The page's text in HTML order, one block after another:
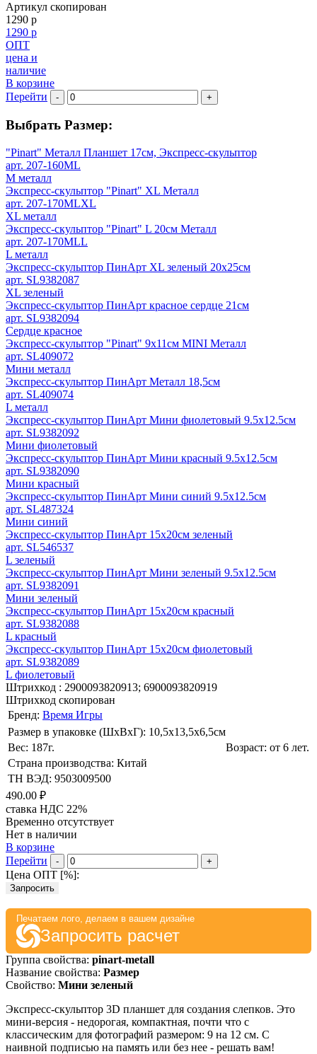
Артикул скопирован
1290 р
1290 р
ОПТ
цена и
наличие
В корзине
Перейти
- +
Выбрать Размер:
"Pinart" Металл Планшет 17см, Экспресс-скульптор
арт. 207-160ML
M металл
Экспресс-скульптор "Pinart" XL Металл
арт. 207-170MLXL
XL металл
Экспресс-скульптор "Pinart" L 20см Металл
арт. 207-170MLL
L металл
Экспресс-скульптор ПинАрт XL зеленый 20х25см
арт. SL9382087
XL зеленый
Экспресс-скульптор ПинАрт красное сердце 21см
арт. SL9382094
Сердце красное
Экспресс-скульптор "Pinart" 9х11см MINI Металл
арт. SL409072
Мини металл
Экспресс-скульптор ПинАрт Металл 18,5см
арт. SL409074
L металл
Экспресс-скульптор ПинАрт Мини фиолетовый 9.5х12.5см
арт. SL9382092
Мини фиолетовый
Экспресс-скульптор ПинАрт Мини красный 9.5х12.5см
арт. SL9382090
Мини красный
Экспресс-скульптор ПинАрт Мини синий 9.5х12.5см
арт. SL487324
Мини синий
Экспресс-скульптор ПинАрт 15х20см зеленый
арт. SL546537
L зеленый
Экспресс-скульптор ПинАрт Мини зеленый 9.5х12.5см
арт. SL9382091
Мини зеленый
Экспресс-скульптор ПинАрт 15х20см красный
арт. SL9382088
L красный
Экспресс-скульптор ПинАрт 15х20см фиолетовый
арт. SL9382089
L фиолетовый
Штрихкод : 2900093820913; 6900093820919
Штрихкод скопирован
Бренд: Время Игры
Размер в упаковке (ШхВxГ): 10,5х13,5х6,5cм
Вес: 187г.
Возраст: от 6 лет.
Страна производства: Китай
ТН ВЭД: 9503009500
490.00 ₽
ставка НДС 22%
Временно отсутствует
Нет в наличии
В корзине
Перейти
- +
Цена ОПТ [%]:
Запросить
Печатаем лого, делаем в вашем дизайне
Запросить расчет
Группа свойства: pinart-metall
Название свойства: Размер
Свойство: Мини зеленый
Экспресс-скульптор 3D планшет для создания слепков. Это
мини-версия - недорогая, компактная, почти что с
классическим для фотографий размером: 9 на 12 см. С
наивной подписью на память или без нее - решать вам!